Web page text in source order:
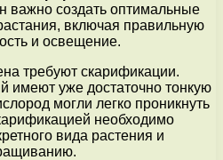
важно создать оптимальные
включая правильную
и освещение.
требуют скарификации.
имеют уже достаточно тонкую
могли легко проникнуть
необходимо
вида растения и